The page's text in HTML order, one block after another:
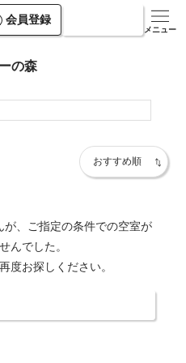
会員登録
メニュー
の森
が、ご指定の条件での空室が
んでした。
度お探しください。